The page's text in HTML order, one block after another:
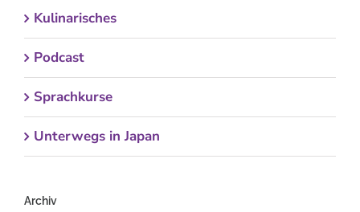
Kulinarisches
Podcast
Sprachkurse
Unterwegs in Japan
Archiv